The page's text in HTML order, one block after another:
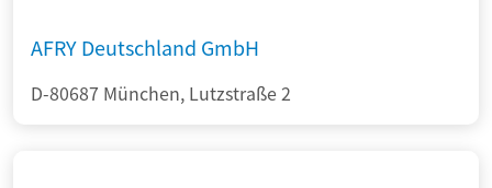
AFRY Deutschland GmbH
D-80687 München, Lutzstraße 2